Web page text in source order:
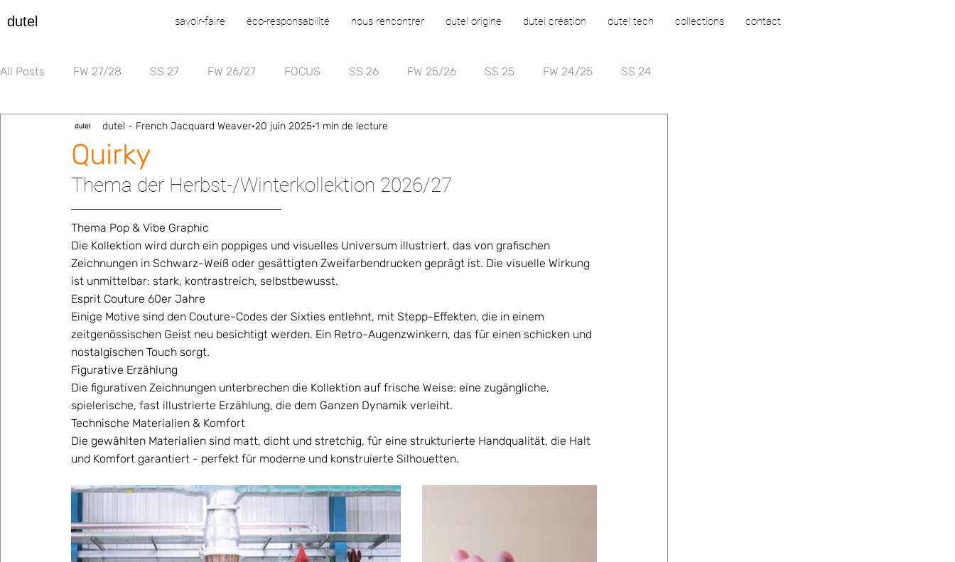
dutel savoir-faire éco-responsabilité nous rencontrer dutel origine dutel création dutel tech collections contact
All Posts FW 27/28 SS 27 FW 26/27 FOCUS SS 26 FW 25/26 SS 25 FW 24/25 SS 24
Quirky
dutel - French Jacquard Weaver 20 juin 2025 1 min de lecture
Thema der Herbst-/Winterkollektion 2026/27
Thema Pop & Vibe Graphic
Die Kollektion wird durch ein poppiges und visuelles Universum illustriert, das von grafischen
Zeichnungen in Schwarz-Weiß oder gesättigten Zweifarbendrucken geprägt ist. Die visuelle Wirkung
ist unmittelbar: stark, kontrastreich, selbstbewusst.
Esprit Couture 60er Jahre
Einige Motive sind den Couture-Codes der Sixties entlehnt, mit Stepp-Effekten, die in einem
zeitgenössischen Geist neu besichtigt werden. Ein Retro-Augenzwinkern, das für einen schicken und
nostalgischen Touch sorgt.
Figurative Erzählung
Die figurativen Zeichnungen unterbrechen die Kollektion auf frische Weise: eine zugängliche,
spielerische, fast illustrierte Erzählung, die dem Ganzen Dynamik verleiht.
Technische Materialien & Komfort
Die gewählten Materialien sind matt, dicht und stretchig, für eine strukturierte Handqualität, die Halt
und Komfort garantiert - perfekt für moderne und konstruierte Silhouetten.